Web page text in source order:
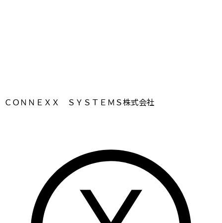
ＣＯＮＮＥＸＸ ＳＹＳＴＥＭＳ株式会社